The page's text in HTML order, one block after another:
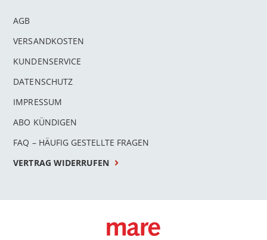
AGB
VERSANDKOSTEN
KUNDENSERVICE
DATENSCHUTZ
IMPRESSUM
ABO KÜNDIGEN
FAQ – HÄUFIG GESTELLTE FRAGEN
VERTRAG WIDERRUFEN